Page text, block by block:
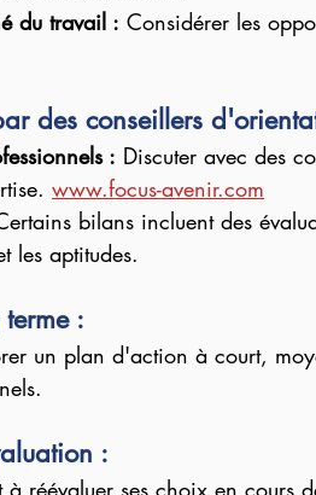
du travail : Considérer les
des conseillers
: Discuter avec des
www.focus-avenir.com
bilans incluent des
les aptitudes.
:
un plan d'action à court,
: